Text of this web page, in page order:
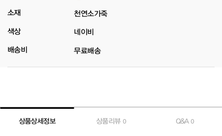
소재 천연소가죽
색상 네이비
배송비 무료배송
상품상세정보 상품리뷰 0 Q&A0